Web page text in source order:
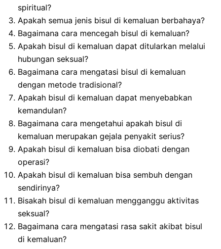
spiritual?
Apakah semua jenis bisul di kemaluan berbahaya?
Bagaimana cara mencegah bisul di kemaluan?
Apakah bisul di kemaluan dapat ditularkan melalui
hubungan seksual?
Bagaimana cara mengatasi bisul di kemaluan
dengan metode tradisional?
Apakah bisul di kemaluan dapat menyebabkan
kemandulan?
Bagaimana cara mengetahui apakah bisul di
kemaluan merupakan gejala penyakit serius?
Apakah bisul di kemaluan bisa diobati dengan
operasi?
Apakah bisul di kemaluan bisa sembuh dengan
sendirinya?
Bisakah bisul di kemaluan mengganggu aktivitas
seksual?
Bagaimana cara mengatasi rasa sakit akibat bisul
di kemaluan?